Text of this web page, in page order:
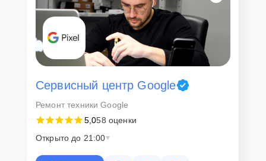
Сервисный центр Google
Ремонт техники Google
5,058 оценки
Открыто до 21:00